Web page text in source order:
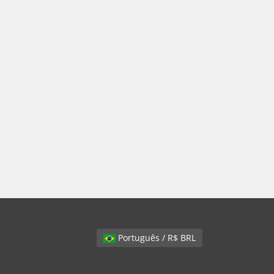
Português / R$ BRL